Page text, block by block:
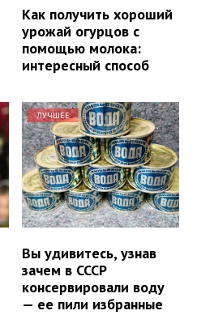
Как получить хороший
урожай огурцов с
помощью молока:
интересный способ
ЛУЧШЕЕ
Вы удивитесь, узнав
зачем в СССР
консервировали воду
— ее пили избранные